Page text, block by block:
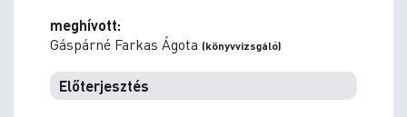
meghívott:
Gáspárné Farkas Ágota (könyvvizsgáló)
Előterjesztés